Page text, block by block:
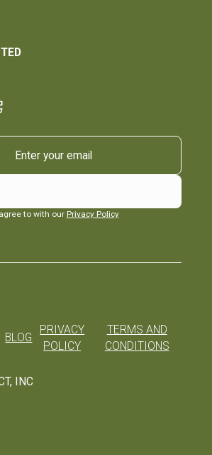
to with our Privacy Policy
INC
BLOG
PRIVACY
POLICY
TERMS AND
CONDITIONS